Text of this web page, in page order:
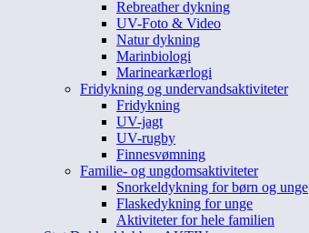
Rebreather dykning
UV-Foto & Video
Natur dykning
Marinbiologi
Marinearkærlogi
Fridykning og undervandsaktiviteter
Fridykning
UV-jagt
UV-rugby
Finnesvømning
Familie- og ungdomsaktiviteter
Snorkeldykning for børn og unge
Flaskedykning for unge
Aktiviteter for hele familien